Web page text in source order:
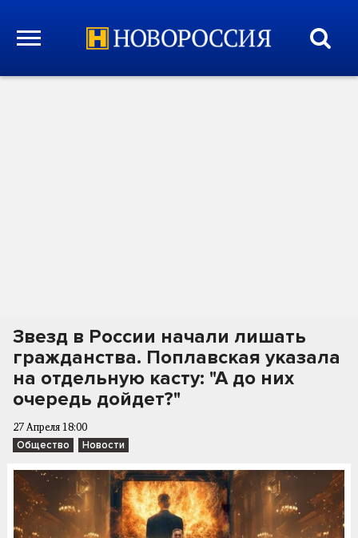
Звезд в России начали лишать
гражданства. Поплавская указала
на отдельную касту: "А до них
очередь дойдет?"
27 Апреля 18:00
Общество Новости